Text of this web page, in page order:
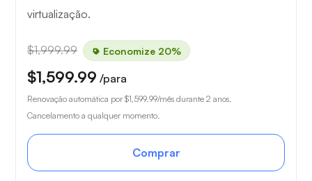
virtualização.
$1,999.99 Economize 20%
$1,599.99 /para
Renovação automática por $1,599.99/mês durante 2 anos.
Cancelamento a qualquer momento.
Comprar